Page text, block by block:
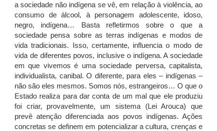
a sociedade não indígena se vê, em relação à violência, ao
consumo de álcool, à personagem adolescente, idoso,
negro, indígena… Basta refletirmos sobre o que a
sociedade pensa sobre as terras indígenas e modos de
vida tradicionais. Isso, certamente, influencia o modo de
vida de diferentes povos, inclusive o indígena. A sociedade
em que vivemos é uma sociedade perversa, capitalista,
individualista, canibal. O diferente, para eles – indígenas –
não são eles mesmos. Somos nós, estrangeiros… O que o
Estado realiza para dar conta de um mal que ele produziu
foi criar, provavelmente, um sistema (Lei Arouca) que
prevê atenção diferenciada aos povos indígenas. Ações
concretas se definem em potencializar a cultura, crenças e